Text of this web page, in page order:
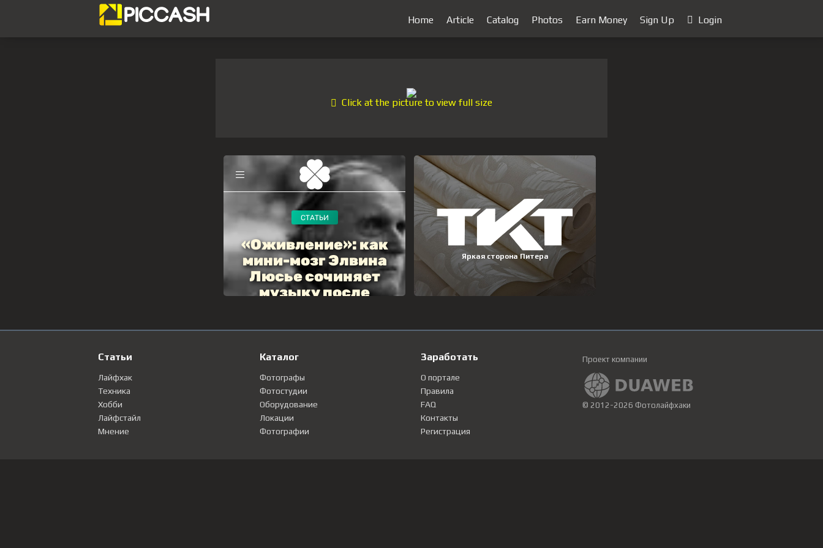
Home Article Catalog Photos Earn Money Sign Up Login
Click at the picture to view full size
Статьи
Лайфхак
Техника
Хобби
Лайфстайл
Мнение
Каталог
Фотографы
Фотостудии
Оборудование
Локации
Фотографии
Заработать
О портале
Правила
FAQ
Контакты
Регистрация
Проект компании
© 2012-2026 Фотолайфхаки